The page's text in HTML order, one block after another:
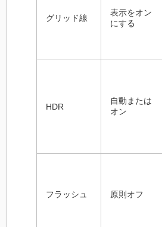
グリッド線
表示をオン
にする
HDR
自動または
オン
フラッシュ 原則オフ